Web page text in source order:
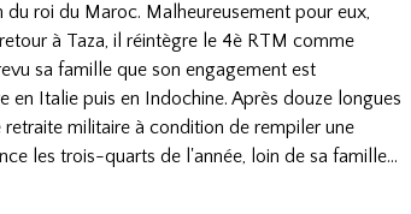
du roi du Maroc. Malheureusement pour eux,
à Taza, il réintègre le 4è RTM comme
sa famille que son engagement est
en Italie puis en Indochine. Après douze longues
retraite militaire à condition de rempiler une
les trois-quarts de l'année, loin de sa famille…